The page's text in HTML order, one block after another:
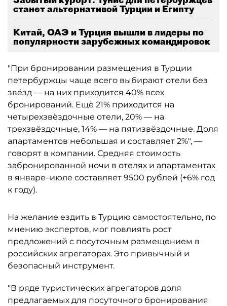
станет альтернативой Турции и Египту
Китай, ОАЭ и Турция вышли в лидеры по
популярности зарубежных командировок
"При бронировании размещения в Турции
петербуржцы чаще всего выбирают отели без
звёзд — на них приходится 40% всех
бронирований. Ещё 21% приходится на
четырехзвёздочные отели, 20% — на
трехзвёздочные, 14% — на пятизвёздочные. Доля
апартаментов небольшая и составляет 2%", —
говорят в компании. Средняя стоимость
забронированной ночи в отелях и апартаментах
в январе–июле составляет 9500 рублей (+6% год
к году).
На желание ездить в Турцию самостоятельно, по
мнению экспертов, мог повлиять рост
предложений с посуточным размещением в
российских агрегаторах. Это привычный и
безопасный инструмент.
"В ряде туристических агрегаторов доля
предлагаемых для посуточного бронирования